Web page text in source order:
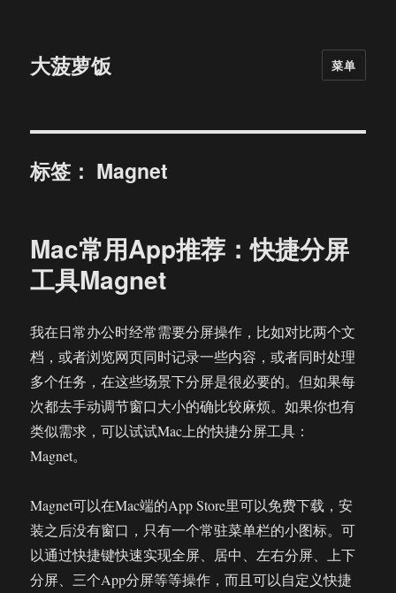
大菠萝饭 菜单
标签： Magnet
Mac常用App推荐：快捷分屏
工具Magnet
我在日常办公时经常需要分屏操作，比如对比两个文
档，或者浏览网页同时记录一些内容，或者同时处理
多个任务，在这些场景下分屏是很必要的。但如果每
次都去手动调节窗口大小的确比较麻烦。如果你也有
类似需求，可以试试Mac上的快捷分屏工具：
Magnet。
Magnet可以在Mac端的App Store里可以免费下载，安
装之后没有窗口，只有一个常驻菜单栏的小图标。可
以通过快捷键快速实现全屏、居中、左右分屏、上下
分屏、三个App分屏等等操作，而且可以自定义快捷